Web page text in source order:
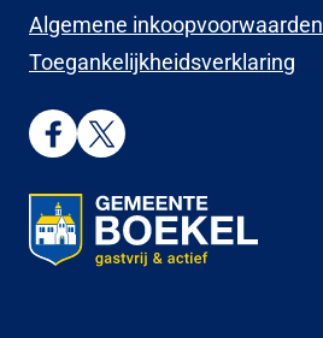
Algemene inkoopvoorwaarden
Toegankelijkheidsverklaring